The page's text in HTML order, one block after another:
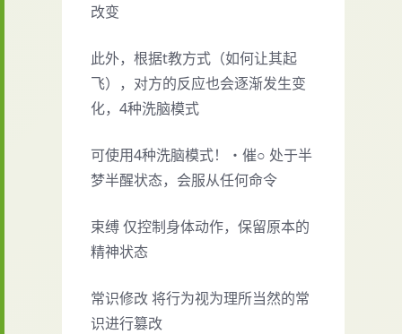
改变
此外，根据t教方式（如何让其起
飞），对方的反应也会逐渐发生变
化，4种洗脑模式
可使用4种洗脑模式！・催○ 处于半
梦半醒状态，会服从任何命令
束缚 仅控制身体动作，保留原本的
精神状态
常识修改 将行为视为理所当然的常
识进行篡改